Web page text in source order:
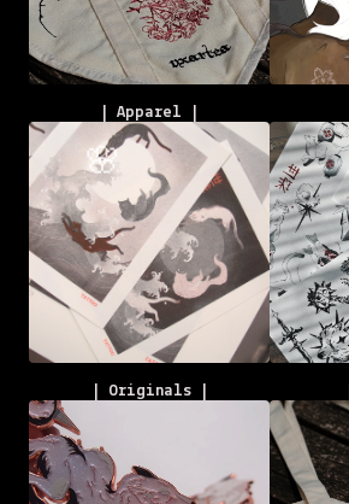
| Apparel |
| Originals |